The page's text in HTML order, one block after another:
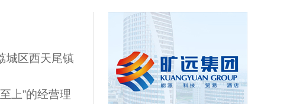
城区西天尾镇
上”的经营理